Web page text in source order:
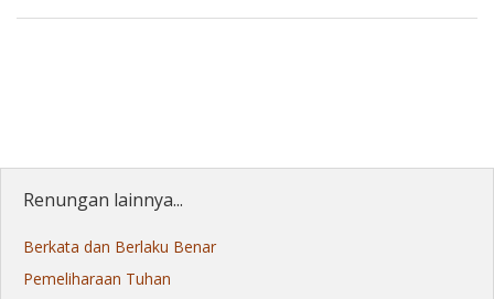
Renungan lainnya...
Berkata dan Berlaku Benar
Pemeliharaan Tuhan